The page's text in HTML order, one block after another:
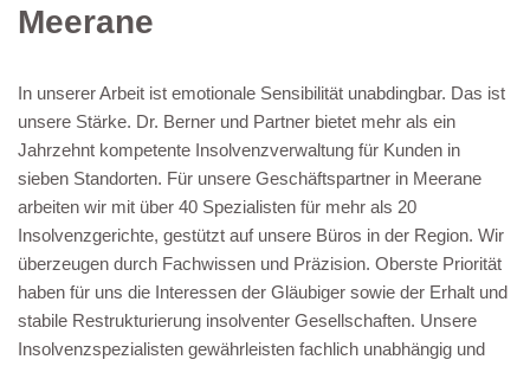
Meerane
In unserer Arbeit ist emotionale Sensibilität unabdingbar. Das ist
unsere Stärke. Dr. Berner und Partner bietet mehr als ein
Jahrzehnt kompetente Insolvenzverwaltung für Kunden in
sieben Standorten. Für unsere Geschäftspartner in Meerane
arbeiten wir mit über 40 Spezialisten für mehr als 20
Insolvenzgerichte, gestützt auf unsere Büros in der Region. Wir
überzeugen durch Fachwissen und Präzision. Oberste Priorität
haben für uns die Interessen der Gläubiger sowie der Erhalt und
stabile Restrukturierung insolventer Gesellschaften. Unsere
Insolvenzspezialisten gewährleisten fachlich unabhängig und